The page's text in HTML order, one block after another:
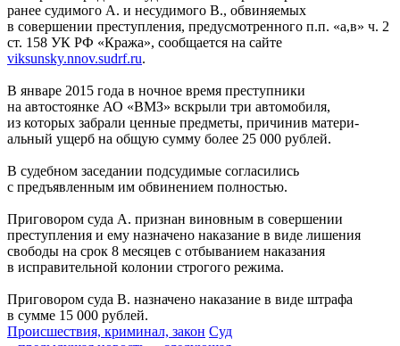
ранее судимого А. и несудимого В., обвиняемых
в совершении преступления, предусмотренного п.п. «а,в» ч. 2
ст. 158 УК РФ «Кража», сообщается на сайте
viksunsky.nnov.sudrf.ru.
В январе 2015 года в ночное время преступники
на автостоянке АО «ВМЗ» вскрыли три автомобиля,
из которых забрали ценные предметы, причинив матери­
альный ущерб на общую сумму более 25 000 рублей.
В судебном заседании подсудимые согласились
с предъявленным им обвинением полностью.
Приговором суда А. признан виновным в совершении
преступления и ему назначено наказание в виде лишения
свободы на срок 8 месяцев с отбыванием наказания
в исправительной колонии строгого режима.
Приговором суда В. назначено наказание в виде штрафа
в сумме 15 000 рублей.
Происшествия, криминал, закон Суд